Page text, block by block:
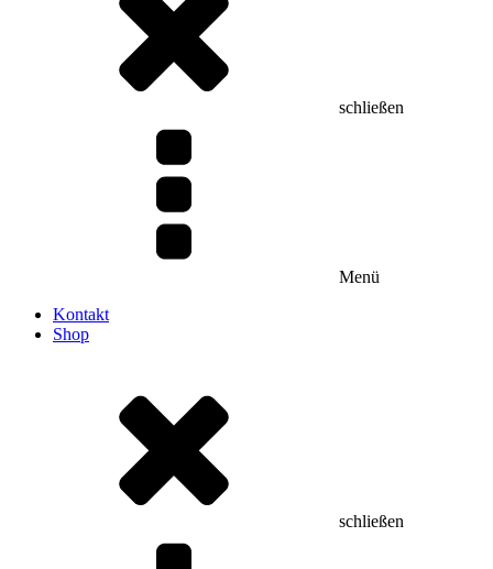
schließen
Menü
Kontakt
Shop
schließen